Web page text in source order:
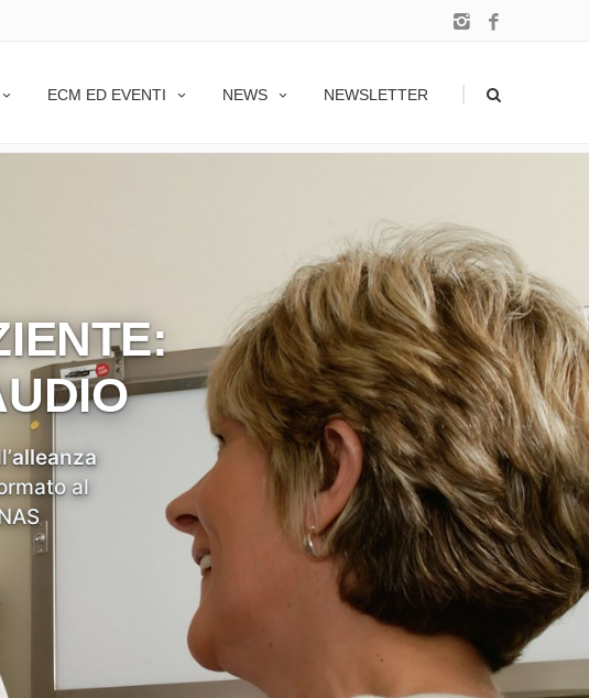
ECM ED EVENTI NEWS NEWSLETTER
CLINICA, COMUNICAZIONE, ETICA E
alleanza
al